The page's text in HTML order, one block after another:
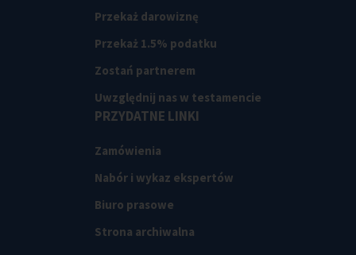
Przekaż darowiznę
Przekaż 1.5% podatku
Zostań partnerem
Uwzględnij nas w testamencie
PRZYDATNE LINKI
Zamówienia
Nabór i wykaz ekspertów
Biuro prasowe
Strona archiwalna